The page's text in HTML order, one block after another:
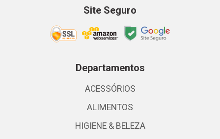
Site Seguro
Departamentos
ACESSÓRIOS
ALIMENTOS
HIGIENE & BELEZA